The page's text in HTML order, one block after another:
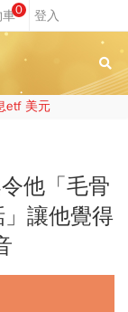
0
etf 美元
他「毛骨
讓他覺得